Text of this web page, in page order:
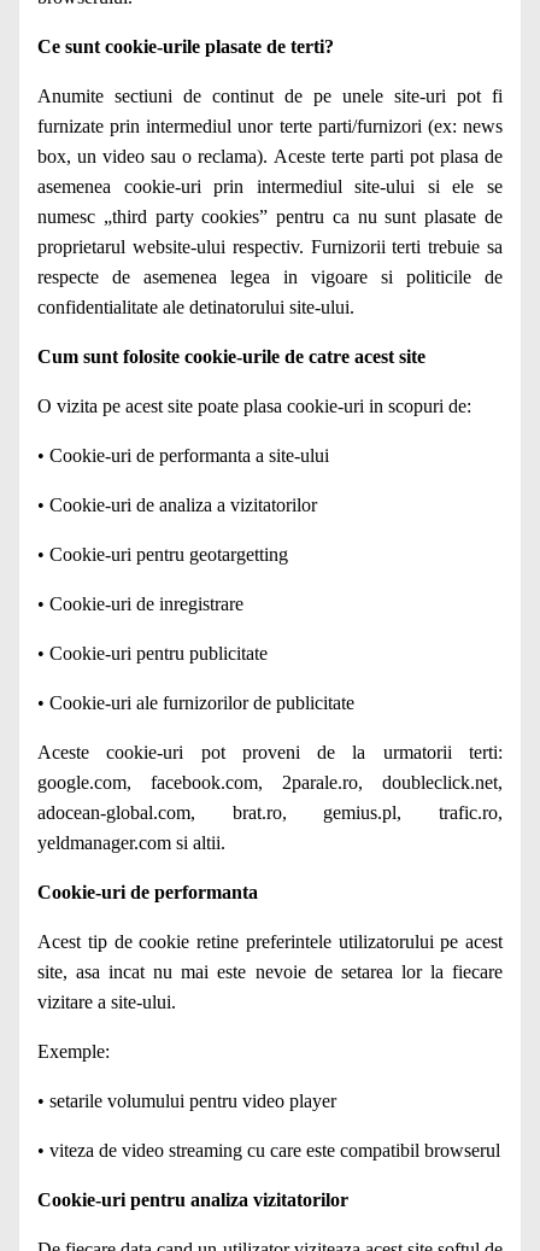
Ce sunt cookie-urile plasate de terti?
Anumite sectiuni de continut de pe unele site-uri pot fi
furnizate prin intermediul unor terte parti/furnizori (ex: news
box, un video sau o reclama). Aceste terte parti pot plasa de
asemenea cookie-uri prin intermediul site-ului si ele se
numesc „third party cookies” pentru ca nu sunt plasate de
proprietarul website-ului respectiv. Furnizorii terti trebuie sa
respecte de asemenea legea in vigoare si politicile de
confidentialitate ale detinatorului site-ului.
Cum sunt folosite cookie-urile de catre acest site
O vizita pe acest site poate plasa cookie-uri in scopuri de:
• Cookie-uri de performanta a site-ului
• Cookie-uri de analiza a vizitatorilor
• Cookie-uri pentru geotargetting
• Cookie-uri de inregistrare
• Cookie-uri pentru publicitate
• Cookie-uri ale furnizorilor de publicitate
Aceste cookie-uri pot proveni de la urmatorii terti:
google.com, facebook.com, 2parale.ro, doubleclick.net,
adocean-global.com, brat.ro, gemius.pl, trafic.ro,
yeldmanager.com si altii.
Cookie-uri de performanta
Acest tip de cookie retine preferintele utilizatorului pe acest
site, asa incat nu mai este nevoie de setarea lor la fiecare
vizitare a site-ului.
Exemple:
• setarile volumului pentru video player
• viteza de video streaming cu care este compatibil browserul
Cookie-uri pentru analiza vizitatorilor